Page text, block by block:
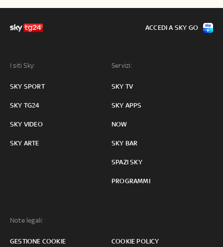
I siti Sky:
SKY SPORT
SKY TG24
SKY VIDEO
SKY ARTE
Servizi:
SKY TV
SKY APPS
NOW
SKY BAR
SPAZI SKY
PROGRAMMI
Note legali:
GESTIONE COOKIE COOKIE POLICY
ACCEDI A SKY GO